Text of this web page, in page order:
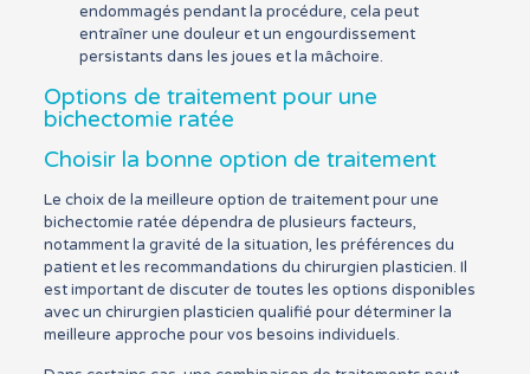
endommagés pendant la procédure, cela peut
entraîner une douleur et un engourdissement
persistants dans les joues et la mâchoire.
Options de traitement pour une
bichectomie ratée
Choisir la bonne option de traitement
Le choix de la meilleure option de traitement pour une
bichectomie ratée dépendra de plusieurs facteurs,
notamment la gravité de la situation, les préférences du
patient et les recommandations du chirurgien plasticien. Il
est important de discuter de toutes les options disponibles
avec un chirurgien plasticien qualifié pour déterminer la
meilleure approche pour vos besoins individuels.